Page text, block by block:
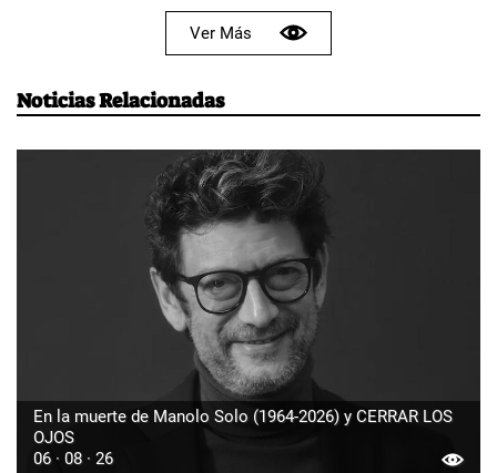
Ver Más
Noticias Relacionadas
En la muerte de Manolo Solo (1964-2026) y CERRAR LOS
OJOS
06 · 08 · 26